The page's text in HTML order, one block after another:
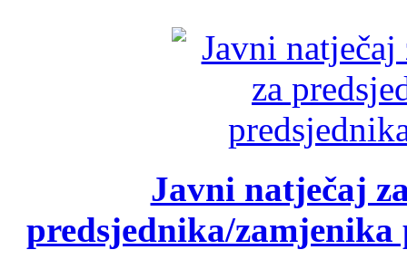
Javni natječaj
predsjednika/